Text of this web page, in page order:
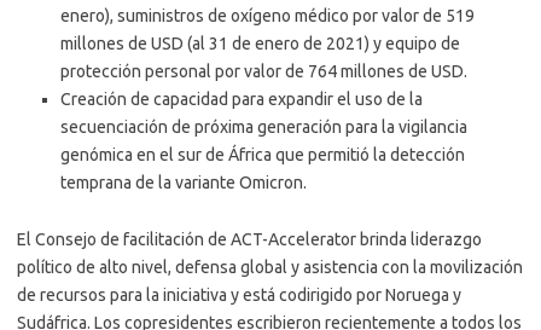
enero), suministros de oxígeno médico por valor de 519
millones de USD (al 31 de enero de 2021) y equipo de
protección personal por valor de 764 millones de USD.
Creación de capacidad para expandir el uso de la
secuenciación de próxima generación para la vigilancia
genómica en el sur de África que permitió la detección
temprana de la variante Omicron.
El Consejo de facilitación de ACT-Accelerator brinda liderazgo
político de alto nivel, defensa global y asistencia con la movilización
de recursos para la iniciativa y está codirigido por Noruega y
Sudáfrica. Los copresidentes escribieron recientemente a todos los